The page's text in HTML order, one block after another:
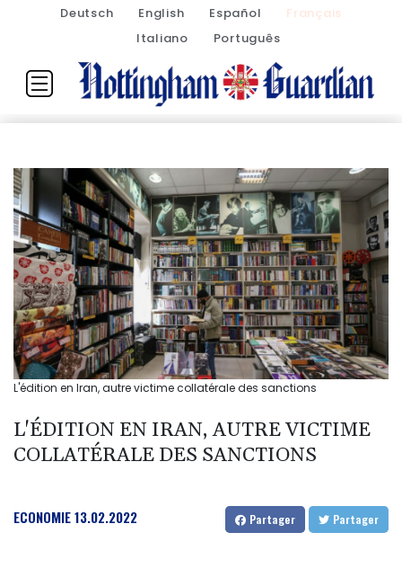
Deutsch English Español
Français
Italiano
Português
L'édition en Iran, autre victime collatérale des sanctions
L'ÉDITION EN IRAN, AUTRE VICTIME
COLLATÉRALE DES SANCTIONS
ECONOMIE13.02.2022 Partager Partager